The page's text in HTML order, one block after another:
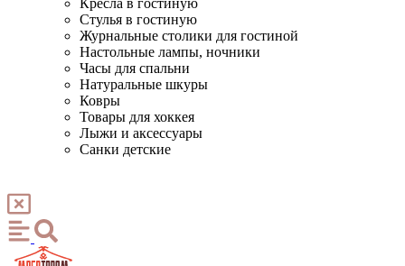
Кресла в гостиную
Стулья в гостиную
Журнальные столики для гостиной
Настольные лампы, ночники
Часы для спальни
Натуральные шкуры
Ковры
Товары для хоккея
Лыжи и аксессуары
Санки детские